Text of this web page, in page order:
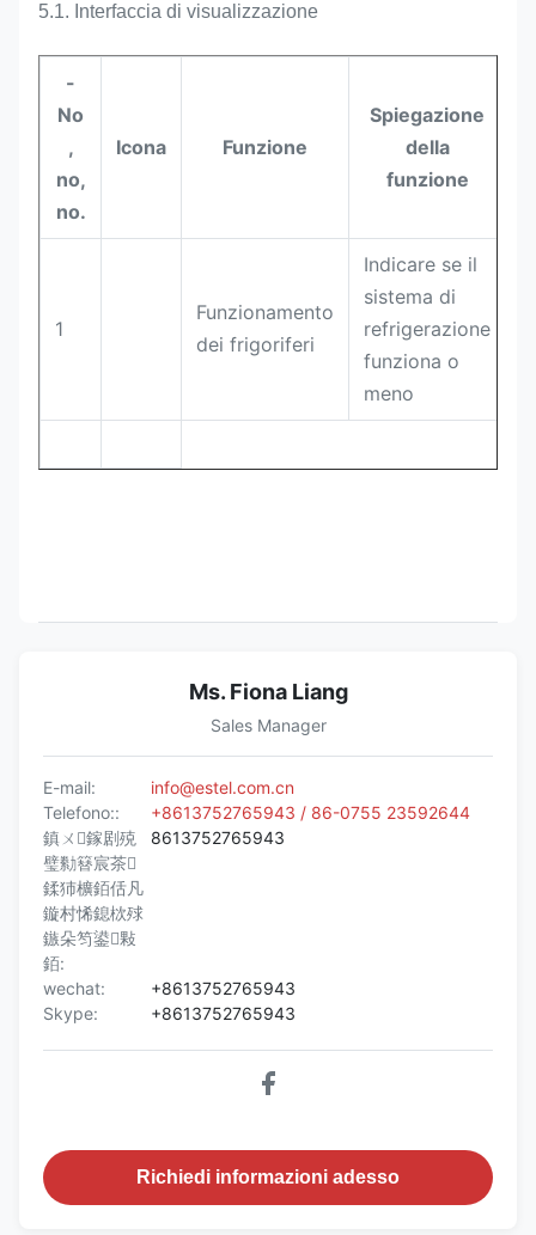
5.1. Interfaccia di visualizzazione
-
No
,
no,
no.
Icona Funzione
Spiegazione
della
funzione
1
Funzionamento
dei frigoriferi
Indicare se il
sistema di
refrigerazione
funziona o
meno
Ms. Fiona Liang
Sales Manager
E-mail:
info@estel.com.cn
Telefono::
+8613752765943 / 86-0755 23592644
鎮ㄨ鎵剧殑
璧勬簮宸茶
鍒犻櫎銆佸凡
鏇村悕鎴栨殏
鏃朵笉鍙敤
銆:
8613752765943
wechat:
+8613752765943
Skype:
+8613752765943
Richiedi informazioni adesso